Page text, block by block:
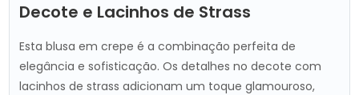
Decote e Lacinhos de Strass
Esta blusa em crepe é a combinação perfeita de
elegância e sofisticação. Os detalhes no decote com
lacinhos de strass adicionam um toque glamouroso,